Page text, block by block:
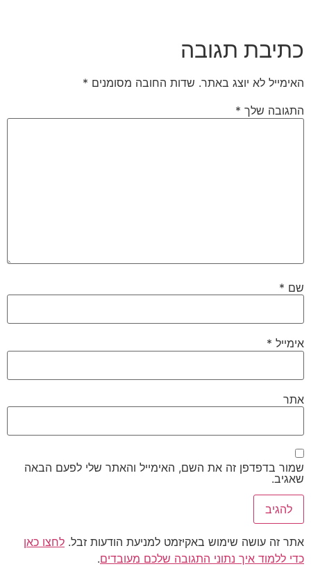
כתיבת תגובה
האימייל לא יוצג באתר. שדות החובה מסומנים *
התגובה שלך *
שם *
אימייל *
אתר
שמור בדפדפן זה את השם, האימייל והאתר שלי לפעם הבאה
שאגיב.
אתר זה עושה שימוש באקיזמט למניעת הודעות זבל. לחצו כאן
כדי ללמוד איך נתוני התגובה שלכם מעובדים.